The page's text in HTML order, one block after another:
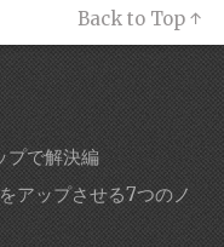
Back to Top ↑
プで解決編
アップさせる7つのノ